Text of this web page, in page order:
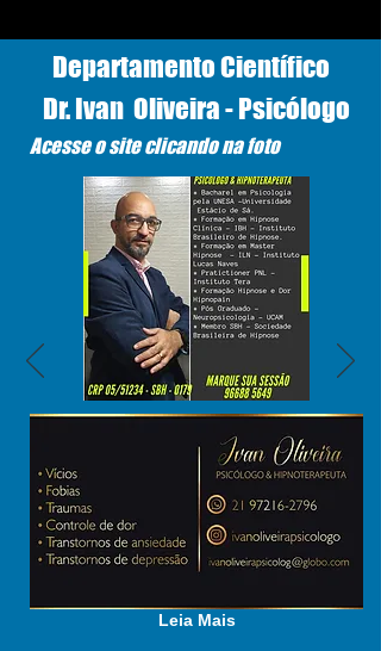
Departamento Científico
Dr. Ivan Oliveira - Psicólogo
Acesse o site clicando na foto
Leia Mais